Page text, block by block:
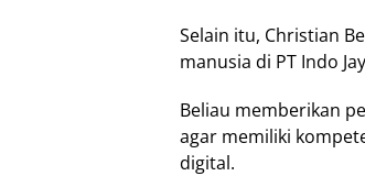
Selain itu, Christian
manusia di PT Indo
Beliau memberikan
agar memiliki
digital.